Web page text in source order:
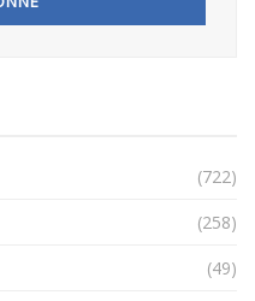
(722)
(258)
(49)